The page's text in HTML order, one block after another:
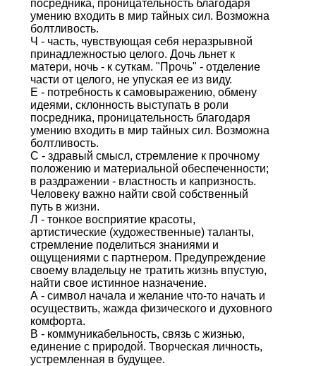
посредника, проницательность благодаря
умению входить в мир тайных сил. Возможна
болтливость.
Ч - часть, чувствующая себя неразрывной
принадлежностью целого. Дочь льнет к
матери, ночь - к суткам. "Прочь" - отделение
части от целого, не упуская ее из виду.
Е - потребность к самовыражению, обмену
идеями, склонность выступать в роли
посредника, проницательность благодаря
умению входить в мир тайных сил. Возможна
болтливость.
С - здравый смысл, стремление к прочному
положению и материальной обеспеченности;
в раздражении - властность и капризность.
Человеку важно найти свой собственный
путь в жизни.
Л - тонкое восприятие красоты,
артистические (художественные) таланты,
стремление поделиться знаниями и
ощущениями с партнером. Предупреждение
своему владельцу не тратить жизнь впустую,
найти свое истинное назначение.
А - символ начала и желание что-то начать и
осуществить, жажда физического и духовного
комфорта.
В - коммуникабельность, связь с жизнью,
единение с природой. Творческая личность,
устремленная в будущее.